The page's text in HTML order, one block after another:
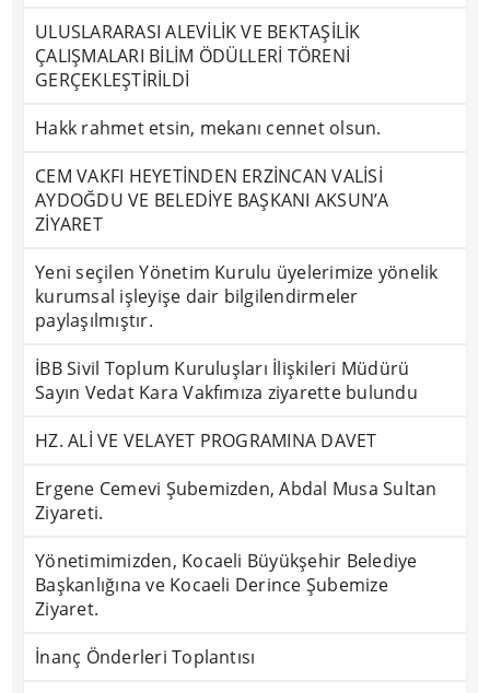
ULUSLARARASI ALEVİLİK VE BEKTAŞİLİK
ÇALIŞMALARI BİLİM ÖDÜLLERİ TÖRENİ
GERÇEKLEŞTİRİLDİ
Hakk rahmet etsin, mekanı cennet olsun.
CEM VAKFI HEYETİNDEN ERZİNCAN VALİSİ
AYDOĞDU VE BELEDİYE BAŞKANI AKSUN’A
ZİYARET
Yeni seçilen Yönetim Kurulu üyelerimize yönelik
kurumsal işleyişe dair bilgilendirmeler
paylaşılmıştır.
İBB Sivil Toplum Kuruluşları İlişkileri Müdürü
Sayın Vedat Kara Vakfımıza ziyarette bulundu
HZ. ALİ VE VELAYET PROGRAMINA DAVET
Ergene Cemevi Şubemizden, Abdal Musa Sultan
Ziyareti.
Yönetimimizden, Kocaeli Büyükşehir Belediye
Başkanlığına ve Kocaeli Derince Şubemize
Ziyaret.
İnanç Önderleri Toplantısı